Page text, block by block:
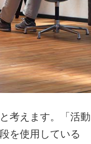
考えます。「活動
を使用している